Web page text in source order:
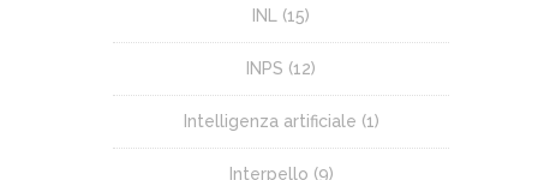
INL (15)
INPS (12)
Intelligenza artificiale (1)
Interpello (9)